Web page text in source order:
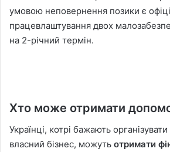
умовою неповернення позики є
працевлаштування двох
на 2-річний термін.
Хто може отримати
Українці, котрі бажають
власний бізнес, можуть отримати